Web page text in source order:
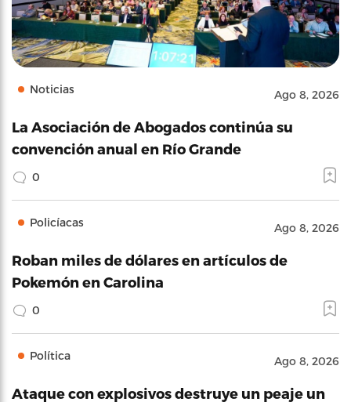
Noticias Ago 8, 2026
La Asociación de Abogados continúa su
convención anual en Río Grande
0
Policíacas Ago 8, 2026
Roban miles de dólares en artículos de
Pokemón en Carolina
0
Política Ago 8, 2026
Ataque con explosivos destruye un peaje un